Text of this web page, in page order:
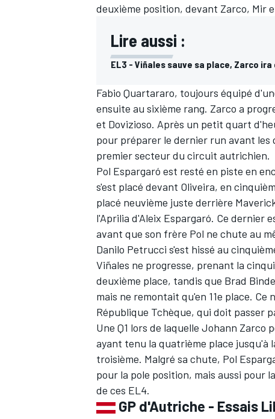
AUTRES CHAMPIONNATS
deuxième position, devant Zarco, Mir
Lire aussi :
EL3 - Viñales sauve sa place, Zarco ira
Fabio Quartararo, toujours équipé
ensuite au sixième rang. Zarco a
et Dovizioso. Après un petit quart
pour préparer le dernier run avant les
premier secteur du circuit autrichien.
Pol Espargaró est resté en piste en
s'est placé devant Oliveira, en
placé neuvième juste derrière
l'Aprilia d'Aleix Espargaró. Ce dernier
avant que son frère Pol ne chute au
Danilo Petrucci s'est hissé au
Viñales ne progresse, prenant la
deuxième place, tandis que Brad
mais ne remontait qu'en 11e place.
République Tchèque, qui doit passer
Une Q1 lors de laquelle Johann
ayant tenu la quatrième place jusqu'à
troisième. Malgré sa chute, Pol
pour la pole position, mais aussi pour
de ces EL4.
GP d'Autriche - Essais